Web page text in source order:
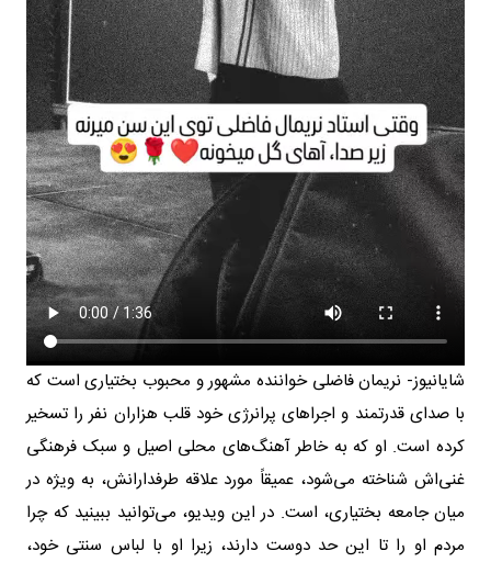
شایانیوز- نریمان فاضلی خواننده مشهور و محبوب بختیاری است که
با صدای قدرتمند و اجراهای پرانرژی خود قلب هزاران نفر را تسخیر
کرده است. او که به خاطر آهنگ‌های محلی اصیل و سبک فرهنگی
غنی‌اش شناخته می‌شود، عمیقاً مورد علاقه طرفدارانش، به ویژه در
میان جامعه بختیاری، است. در این ویدیو، می‌توانید ببینید که چرا
مردم او را تا این حد دوست دارند، زیرا او با لباس سنتی خود،